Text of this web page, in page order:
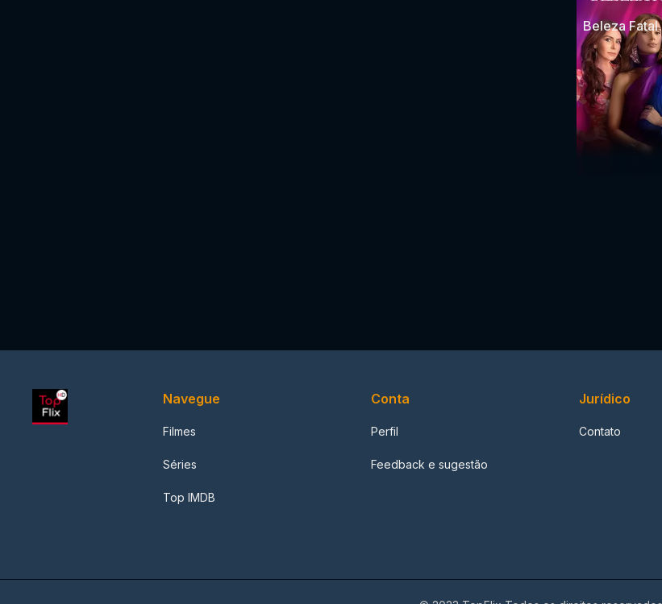
Beleza Fatal
Navegue
Filmes
Séries
Top IMDB
Conta
Perfil
Feedback e sugestão
Jurídico
Contato